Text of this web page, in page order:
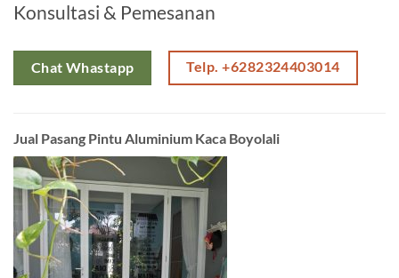
Konsultasi & Pemesanan
Chat Whastapp Telp. +6282324403014
Jual Pasang Pintu Aluminium Kaca Boyolali